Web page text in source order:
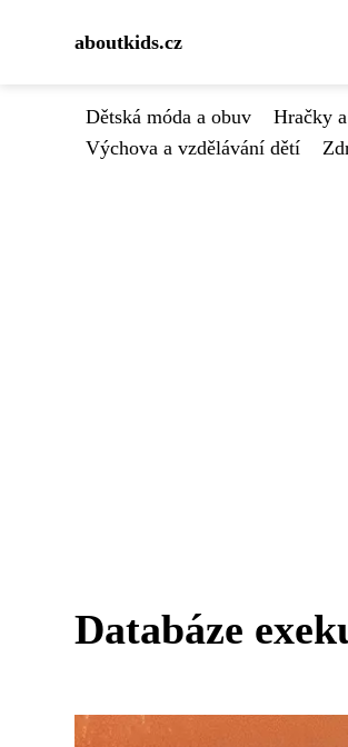
aboutkids.cz
Dětská móda a obuv Hračky
Výchova a vzdělávání dětí
Databáze